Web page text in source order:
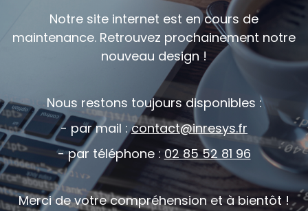
Notre site internet est en cours de
maintenance. Retrouvez prochainement notre
nouveau design !
Nous restons toujours disponibles :
- par mail :contact@inresys.fr
- par téléphone : 02 85 52 81 96
Merci de votre compréhension et à bientôt !